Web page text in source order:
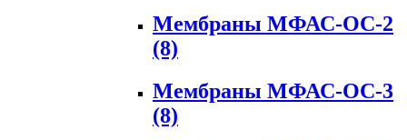
Мембраны МФАС-ОС-2
(8)
Мембраны МФАС-ОС-3
(8)